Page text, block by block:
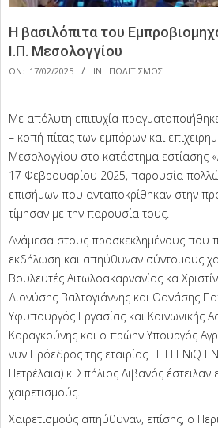
Η βασιλόπιτα του
Ι.Π. Μεσολογγίου
ON: 17/02/2025 IN: ΠΟΛΙΤΙΣΜΟΣ
Με απόλυτη επιτυχία
– κοπή πίτας των εμπόρων και
Μεσολογγίου στο κατάστημα εστίασης
17 Φεβρουαρίου 2025, παρουσία
επισήμων που ανταποκρίθηκαν στην
τίμησαν με την παρουσία τους.
Ανάμεσα στους προσκεκλημένους που
εκδήλωση και απηύθυναν σύντομους
Βουλευτές Αιτωλοακαρνανίας κα
Διονύσης Βαλτογιάννης και Θανάσης
Υφυπουργός Εργασίας και Κοινωνικής
Καραγκούνης και ο πρώην Υπουργός
νυν Πρόεδρος της εταιρίας HELLENiQ
Πετρέλαια) κ. Σπήλιος Λιβανός έστειλαν
χαιρετισμούς.
Χαιρετισμούς απηύθυναν, επίσης, ο